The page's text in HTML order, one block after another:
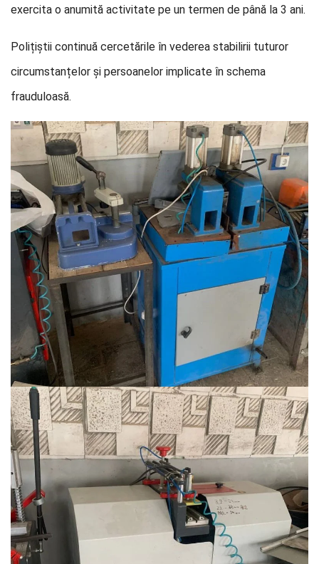
exercita o anumită activitate pe un termen de până la 3 ani.
Polițiștii continuă cercetările în vederea stabilirii tuturor
circumstanțelor și persoanelor implicate în schema
frauduloasă.